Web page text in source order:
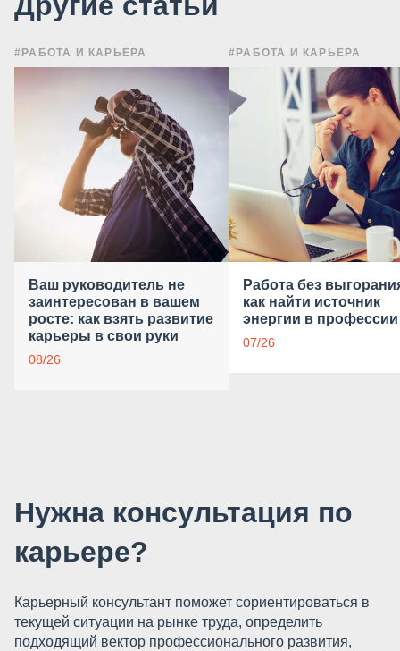
#РАБОТА И КАРЬЕРА
Ваш руководитель не
заинтересован в вашем
росте: как взять развитие
карьеры в свои руки
08/26
#РАБОТА И КАРЬЕРА
Работа без
как найти источник
энергии в профессии
07/26
Нужна консультация по
карьере?
Карьерный консультант поможет сориентироваться в
текущей ситуации на рынке труда, определить
подходящий вектор профессионального развития,